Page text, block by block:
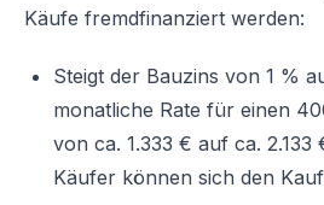
Käufe fremdfinanziert werden:
Steigt der Bauzins von 1 %
monatliche Rate für einen
von ca. 1.333 € auf ca.
Käufer können sich den